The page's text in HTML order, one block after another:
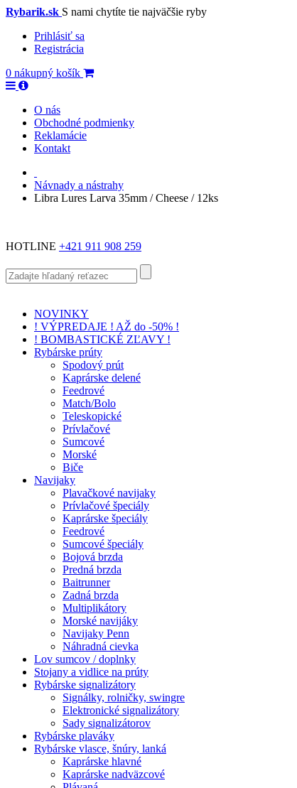
Rybarik.sk S nami chytíte tie najväčšie ryby
Prihlásiť sa
Registrácia
0 nákupný košík
O nás
Obchodné podmienky
Reklamácie
Kontakt
Návnady a nástrahy
Libra Lures Larva 35mm / Cheese / 12ks
HOTLINE +421 911 908 259
NOVINKY
! VÝPREDAJE ! AŽ do -50% !
! BOMBASTICKÉ ZĽAVY !
Rybárske prúty
Spodový prút
Kaprárske delené
Feedrové
Match/Bolo
Teleskopické
Prívlačové
Sumcové
Morské
Biče
Navijaky
Plavačkové navijaky
Prívlačové špeciály
Kaprárske špeciály
Feedrové
Sumcové špeciály
Bojová brzda
Predná brzda
Baitrunner
Zadná brzda
Multiplikátory
Morské navijáky
Navijaky Penn
Náhradná cievka
Lov sumcov / doplnky
Stojany a vidlice na prúty
Rybárske signalizátory
Signálky, rolničky, swingre
Elektronické signalizátory
Sady signalizátorov
Rybárske plaváky
Rybárske vlasce, šnúry, lanká
Kaprárske hlavné
Kaprárske nadväzcové